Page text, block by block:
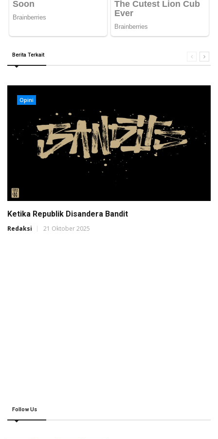
Berita Terkait
Opini
Ketika Republik Disandera Bandit
Redaksi 21 Oktober 2025
Follow Us